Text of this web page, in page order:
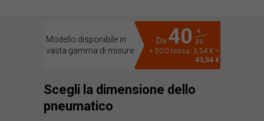
Modello disponibile in
vasta gamma di misure
Da 40
€
pz.
+ ECO tassa: 3,54 € =
43,54 €
Scegli la dimensione dello
pneumatico